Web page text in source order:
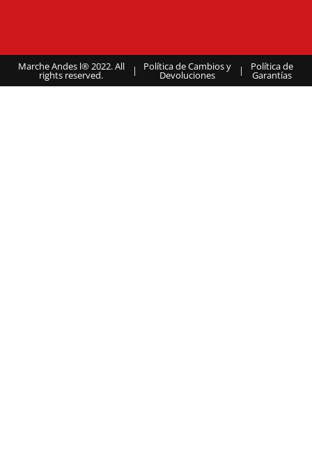
Marche Andes l® 2022. All
rights reserved. | Política de Cambios y
Devoluciones | Política de
Garantías